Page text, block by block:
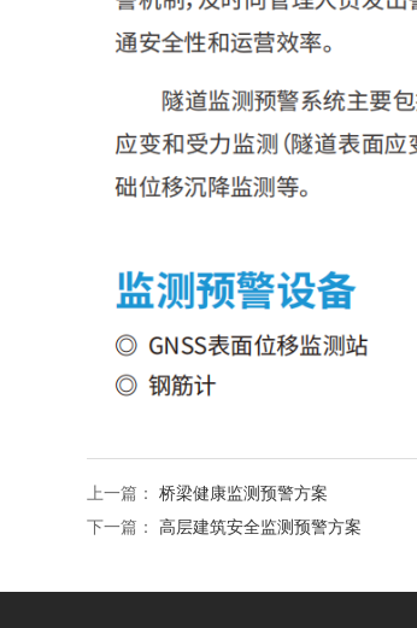
上一篇： 桥梁健康监测预警方案
下一篇： 高层建筑安全监测预警方案